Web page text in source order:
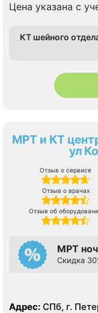
Цена указана с
КТ шейного
МРТ и КТ
ул
Отзыв о сервисе
Отзыв о врачах
Отзыв об
МРТ
Скидка
Адрес: СПб, г.